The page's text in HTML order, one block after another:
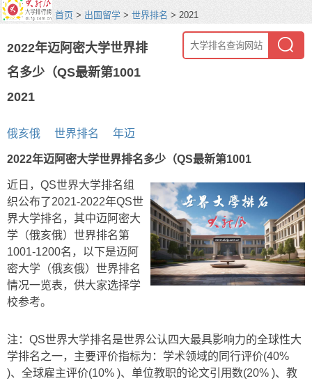
首页 > 出国留学 > 世界排名 > 2021
2022年迈阿密大学世界排
名多少（QS最新第1001
2021
俄亥俄 世界排名 年迈
2022年迈阿密大学世界排名多少（QS最新第1001
近日，QS世界大学排名组
织公布了2021-2022年QS世
界大学排名，其中迈阿密大
学（俄亥俄）世界排名第
1001-1200名，以下是迈阿
密大学（俄亥俄）世界排名
情况一览表，供大家选择学
校参考。
注：QS世界大学排名是世界公认四大最具影响力的全球性大
学排名之一，主要评价指标为：学术领域的同行评价(40%
)、全球雇主评价(10% )、单位教职的论文引用数(20% )、教